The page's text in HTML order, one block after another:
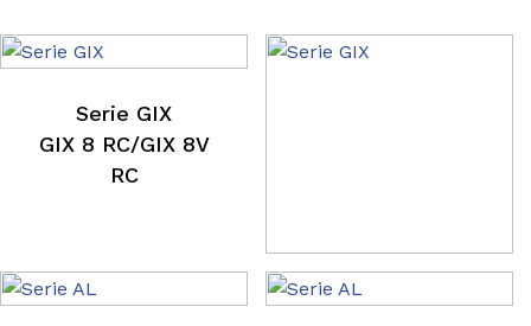
Serie GIX
GIX 8 RC/GIX 8V
RC
Serie GIX